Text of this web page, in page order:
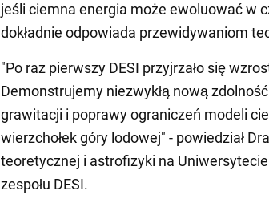
jeśli ciemna energia może ewoluować w
dokładnie odpowiada przewidywaniom
"Po raz pierwszy DESI przyjrzało się
Demonstrujemy niezwykłą nową
grawitacji i poprawy ograniczeń modeli
wierzchołek góry lodowej" - powiedział
teoretycznej i astrofizyki na
zespołu DESI.